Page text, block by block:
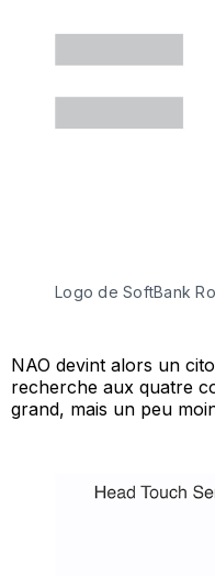
Logo de SoftBank
NAO devint alors un
recherche aux quatre
grand, mais un peu